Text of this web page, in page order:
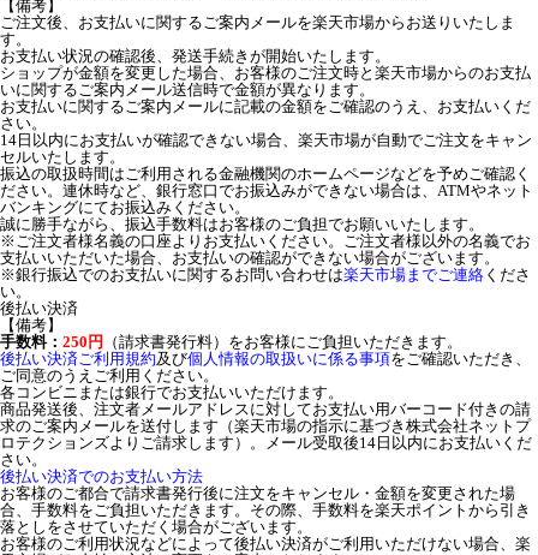
【備考】
ご注文後、お支払いに関するご案内メールを楽天市場からお送りいたしま
す。
お支払い状況の確認後、発送手続きが開始いたします。
ショップが金額を変更した場合、お客様のご注文時と楽天市場からのお支払
いに関するご案内メール送信時で金額が異なります。
お支払いに関するご案内メールに記載の金額をご確認のうえ、お支払いくだ
さい。
14日以内にお支払いが確認できない場合、楽天市場が自動でご注文をキャン
セルいたします。
振込の取扱時間はご利用される金融機関のホームページなどを予めご確認く
ださい。連休時など、銀行窓口でお振込みができない場合は、ATMやネット
バンキングにてお振込みください。
誠に勝手ながら、振込手数料はお客様のご負担でお願いいたします。
※ご注文者様名義の口座よりお支払いください。ご注文者様以外の名義でお
支払いいただいた場合、お支払いの確認ができない場合がございます。
※銀行振込でのお支払いに関するお問い合わせは楽天市場までご連絡 くださ
い。
後払い決済
【備考】
手数料： 250円
（請求書発行料）をお客様にご負担いただきます。
後払い決済ご利用規約及び個人情報の取扱いに係る事項をご確認いただき、
ご同意のうえご利用ください。
各コンビニまたは銀行でお支払いいただけます。
商品発送後、注文者メールアドレスに対してお支払い用バーコード付きの請
求のご案内メールを送付します（楽天市場の指示に基づき株式会社ネットプ
ロテクションズよりご請求します）。メール受取後14日以内にお支払いくだ
さい。
後払い決済でのお支払い方法
お客様のご都合で請求書発行後に注文をキャンセル・金額を変更された場
合、手数料をご負担いただきます。その際、手数料を楽天ポイントから引き
落としをさせていただく場合がございます。
お客様のご利用状況などによって後払い決済がご利用いただけない場合、楽